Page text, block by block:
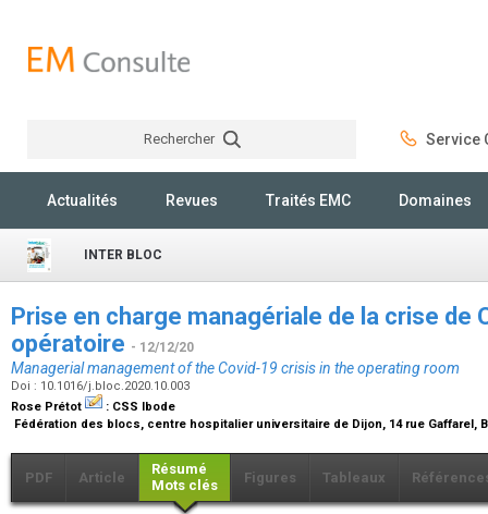
Rechercher Service
Actualités Revues Traités EMC Domaines
INTER BLOC
Prise en charge managériale de la crise de
opératoire - 12/12/20
Managerial management of the Covid-19 crisis in the operating room
Doi : 10.1016/j.bloc.2020.10.003
Rose Prétot
: CSS Ibode
Fédération des blocs, centre hospitalier universitaire de Dijon, 14 rue Gaffarel,
PDF Article
Résumé
Mots clés
Figures Tableaux